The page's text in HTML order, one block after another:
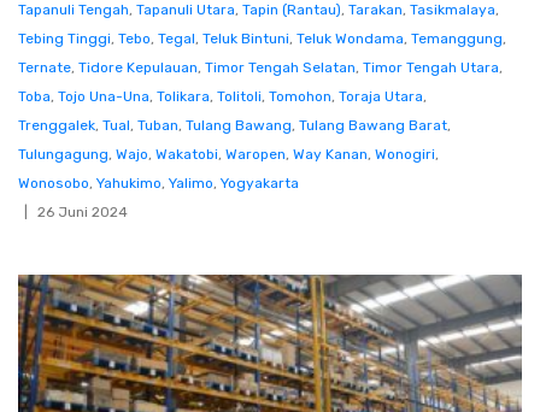
Tapanuli Tengah, Tapanuli Utara, Tapin (Rantau), Tarakan, Tasikmalaya,
Tebing Tinggi, Tebo, Tegal, Teluk Bintuni, Teluk Wondama, Temanggung,
Ternate, Tidore Kepulauan, Timor Tengah Selatan, Timor Tengah Utara,
Toba, Tojo Una-Una, Tolikara, Tolitoli, Tomohon, Toraja Utara,
Trenggalek, Tual, Tuban, Tulang Bawang, Tulang Bawang Barat,
Tulungagung, Wajo, Wakatobi, Waropen, Way Kanan, Wonogiri,
Wonosobo, Yahukimo, Yalimo, Yogyakarta
26 Juni 2024